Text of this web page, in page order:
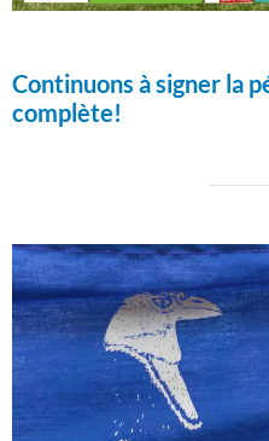
Continuons à signer la
complète!